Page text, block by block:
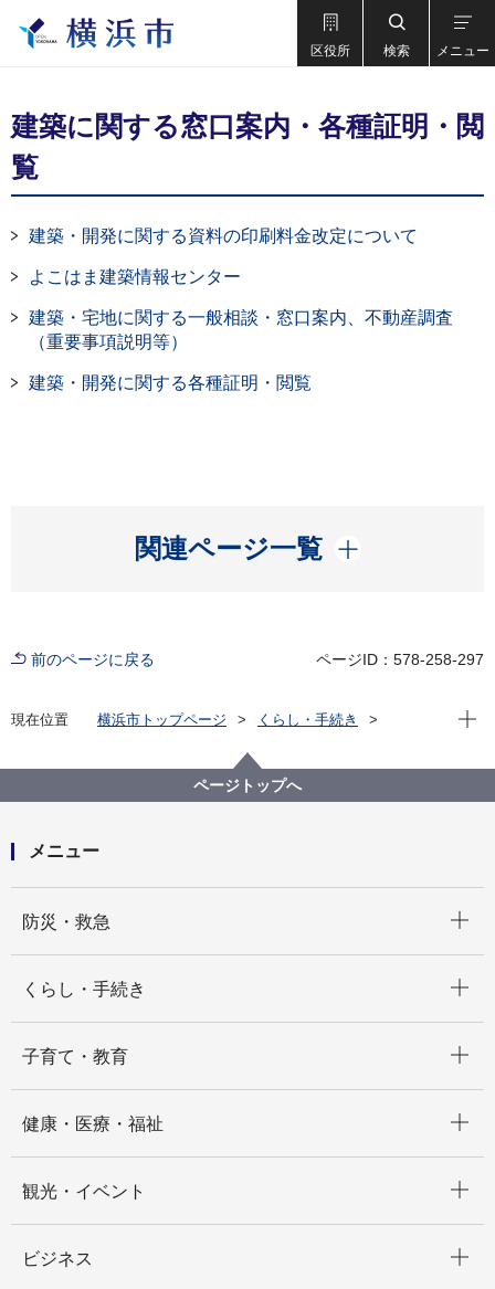
区役所 検索 メニュー
建築に関する窓口案内・各種証明・閲
覧
建築・開発に関する資料の印刷料金改定について
よこはま建築情報センター
建築・宅地に関する一般相談・窓口案内、不動産調査
（重要事項説明等）
建築・開発に関する各種証明・閲覧
関連ページ一覧
開く
前のページに戻る ページID：578-258-297
現在位置 横浜市トップページ
くらし・手続き
建築に関する窓口案内・各種証明・閲覧
現在
ページトップへ
メニュー
防災・救急
くらし・手続き
子育て・教育
健康・医療・福祉
観光・イベント
ビジネス